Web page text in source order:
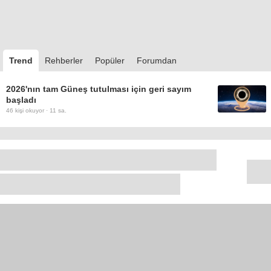
Trend Rehberler Popüler Forumdan
2026'nın tam Güneş tutulması için geri sayım
başladı
46 kişi okuyor · 11 sa.